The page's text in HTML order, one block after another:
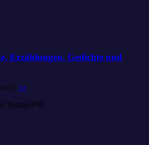
Erzählungen, Gedichte und
11
Sunray-FM